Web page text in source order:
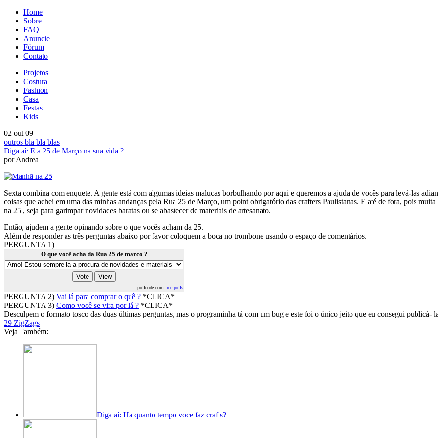
Home
Sobre
FAQ
Anuncie
Fórum
Contato
Projetos
Costura
Fashion
Casa
Festas
Kids
02 out 09
outros bla bla blas
Diga aí: E a 25 de Março na sua vida ?
por Andrea
Sexta combina com enquete. A gente está com algumas ideias malucas borbulhando por aqui e queremos a ajuda de vocês para levá-las
coisas que achei em uma das minhas andanças pela Rua 25 de Março, um point obrigatório das crafters Paulistanas. E até de fora, pois
na 25 , seja para garimpar novidades baratas ou se abastecer de materiais de artesanato.
Então, ajudem a gente opinando sobre o que vocês acham da 25.
Além de responder as três perguntas abaixo por favor coloquem a boca no trombone usando o espaço de comentários.
PERGUNTA 1)
O que você acha da Rua 25 de marco ?
pollcode.com free polls
PERGUNTA 2) Vai lá para comprar o quê ? *CLICA*
PERGUNTA 3) Como você se vira por lá ? *CLICA*
Desculpem o formato tosco das duas últimas perguntas, mas o programinha tá com um bug e este foi o único jeito que eu consegui publicá-
29 ZigZags
Veja Também:
Diga aí: Há quanto tempo voce faz crafts?